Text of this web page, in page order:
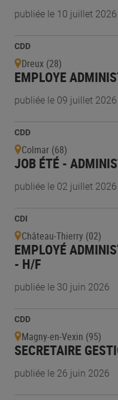
publiée le 10 juillet 2026
CDD
Dreux (28)
EMPLOYE
publiée le 09 juillet 2026
CDD
Colmar (68)
JOB ÉTÉ -
publiée le 02 juillet 2026
CDI
Château-Thierry (02)
EMPLOYÉ
- H/F
publiée le 30 juin 2026
CDD
Magny-en-Vexin (95)
SECRETAIRE
publiée le 26 juin 2026